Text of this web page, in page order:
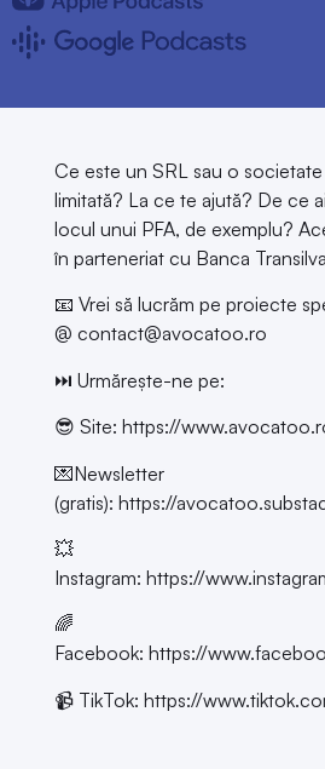
Ce este un SRL sau o
limitată? La ce te ajută? De ce
locul unui PFA, de exemplu?
în parteneriat cu Banca
📧 Vrei să lucrăm pe proiecte
@ contact@avocatoo.ro
⏭️ Urmărește-ne pe:
😎 Site: https://
💌Newsletter
(gratis): https://
💥
Instagram: https://
🌈
Facebook: https://
📹 TikTok: https://